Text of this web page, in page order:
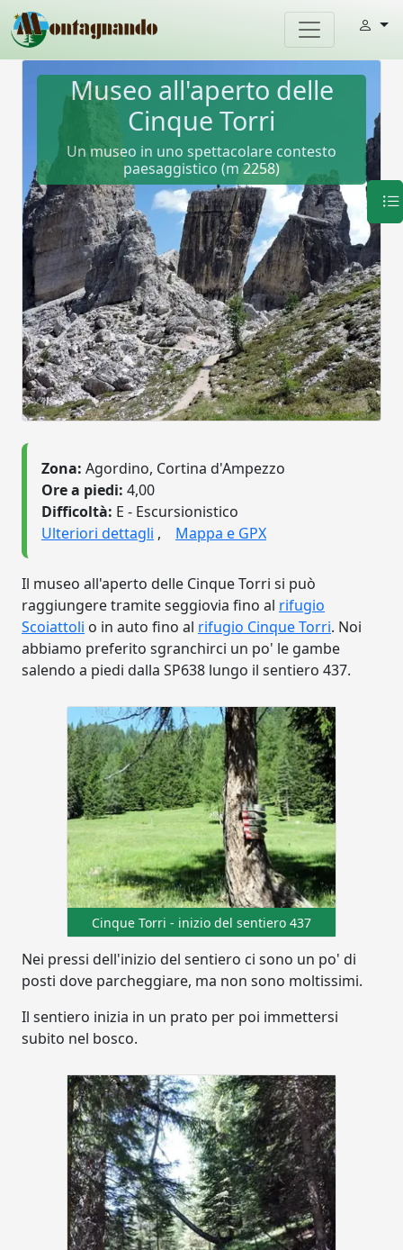
Museo all'aperto delle
Cinque Torri
Un museo in uno spettacolare contesto
paesaggistico (m 2258)
Zona: Agordino, Cortina d'Ampezzo
Ore a piedi: 4,00
Difficoltà: E - Escursionistico
Ulteriori dettagli , Mappa e GPX
Il museo all'aperto delle Cinque Torri si può
raggiungere tramite seggiovia fino al rifugio
Scoiattoli o in auto fino al rifugio Cinque Torri. Noi
abbiamo preferito sgranchirci un po' le gambe
salendo a piedi dalla SP638 lungo il sentiero 437.
Cinque Torri - inizio del sentiero 437
Nei pressi dell'inizio del sentiero ci sono un po' di
posti dove parcheggiare, ma non sono moltissimi.
Il sentiero inizia in un prato per poi immettersi
subito nel bosco.